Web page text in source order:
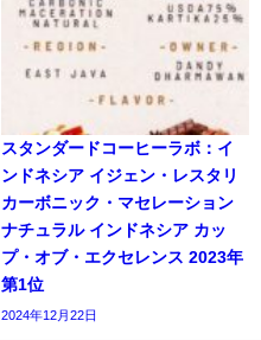
スタンダードコーヒーラボ：イ
ンドネシア イジェン・レスタリ
カーボニック・マセレーション
ナチュラル インドネシア カッ
プ・オブ・エクセレンス 2023年
第1位
2024年12月22日